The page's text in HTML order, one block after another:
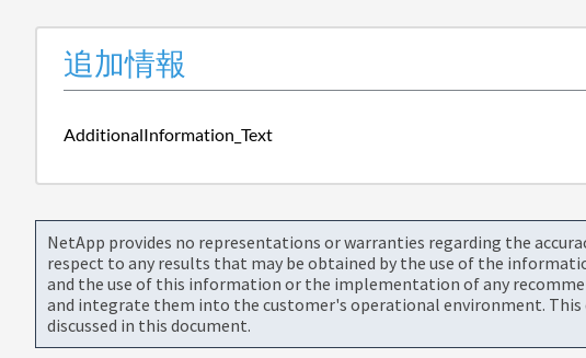
追加情報
AdditionalInformation_Text
NetApp provides no representations or warranties regarding the
respect to any results that may be obtained by the use of the
and the use of this information or the implementation of any
and integrate them into the customer's operational environment.
discussed in this document.